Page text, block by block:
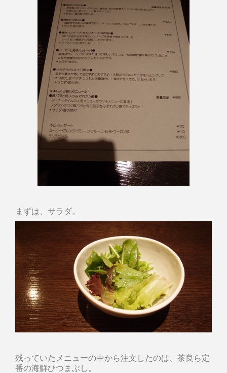
まずは、サラダ。
残っていたメニューの中から注文したのは、茶良ら定
番の海鮮ひつまぶし。